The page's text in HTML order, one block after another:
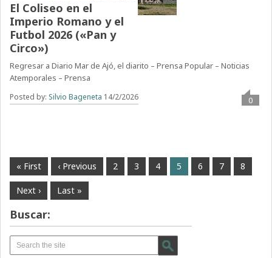
El Coliseo en el
Imperio Romano y el
Futbol 2026 («Pan y
Circo»)
Regresar a Diario Mar de Ajó, el diarito – Prensa Popular – Noticias
Atemporales – Prensa
Posted by: Silvio Bageneta 14/2/2026 0
« First ‹ Previous 2 3 4 5 6 7 8
Next › Last »
Buscar: